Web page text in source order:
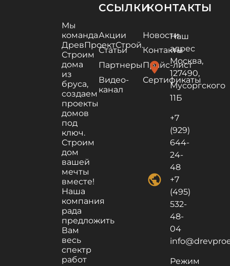
Мы
команда
ДревПроектСтрой.
Строим
дома
из
бруса,
создаем
проекты
домов
под
ключ.
Строим
дом
вашей
мечты
вместе!
Наша
компания
рада
предложить
Вам
весь
спектр
работ
ССЫЛКИ
Акции
Новости
Статьи
Контакты
ПартнерыПрайс-лист
Видео-
канал
Сертификаты
КОНТАКТЫ
location_on
Наш
адрес
Москва,
127490,
Мусоргского
11Б
public
+7
(929)
644-
24-
48
+7
(495)
532-
48-
04
Режим